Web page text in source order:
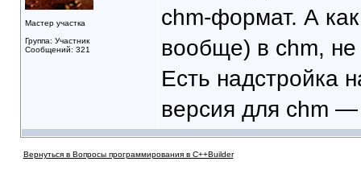
Мастер участка
Группа: Участник
Сообщений: 321
chm-формат. А
вообще) в chm, не
Есть надстройка
версия для chm
Вернуться в Вопросы программирования в C++Builder